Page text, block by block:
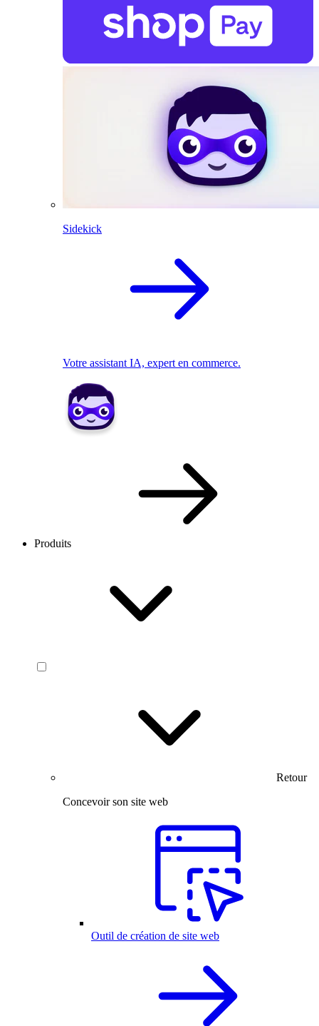
Sidekick
Votre assistant IA, expert en commerce.
Produits
Retour
Concevoir son site web
Outil de création de site web